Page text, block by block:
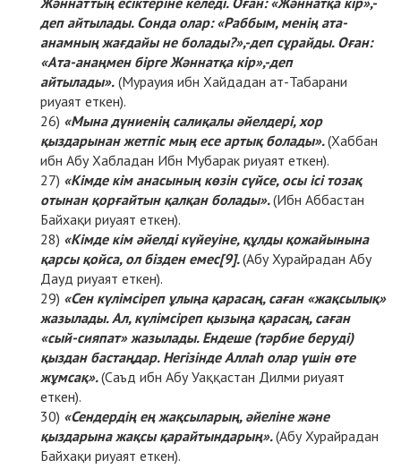
деп айтылады. Сонда олар: «Раббым, менің ата-
анамның жағдайы не болады?»,-деп сұрайды. Оған:
«Ата-анаңмен бірге Жәннатқа кір»,-деп
айтылады». (Мурауия ибн Хайдадан ат-Табарани
риуаят еткен).
«Мына дүниенің салиқалы әйелдері, хор
қыздарынан жетпіс мың есе артық болады».(Хаббан
ибн Абу Хабладан Ибн Мубарак риуаят еткен).
«Кімде кім анасының көзін сүйсе, осы ісі тозақ
отынан қорғайтын қалқан болады».(Ибн Аббастан
Байхақи риуаят еткен).
«Кімде кім әйелді күйеуіне, құлды қожайынына
қарсы қойса, ол бізден емес[9].(Абу Хурайрадан Абу
Дауд риуаят еткен).
«Сен күлімсіреп ұлыңа қарасаң, саған «жақсылық»
жазылады. Ал, күлімсіреп қызыңа қарасаң, саған
«сый-сияпат» жазылады. Ендеше (тәрбие беруді)
қыздан бастаңдар. Негізінде Аллаһ олар үшін өте
жұмсақ».(Саъд ибн Абу Уаққастан Дилми риуаят
еткен).
«Сендердің ең жақсыларың, әйеліне және
қыздарына жақсы қарайтындарың».(Абу Хурайрадан
Байхақи риуаят еткен).